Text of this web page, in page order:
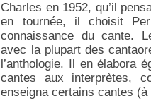
Charles en 1952, qu’il
en tournée, il choisit
connaissance du cante.
avec la plupart des
l’anthologie. Il en élabora
cantes aux interprètes,
enseigna certains cantes